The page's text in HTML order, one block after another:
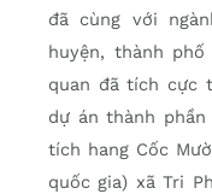
đã cùng với
huyện, thành
quan đã tích cực
dự án thành
tích hang Cốc
quốc gia) xã Tri